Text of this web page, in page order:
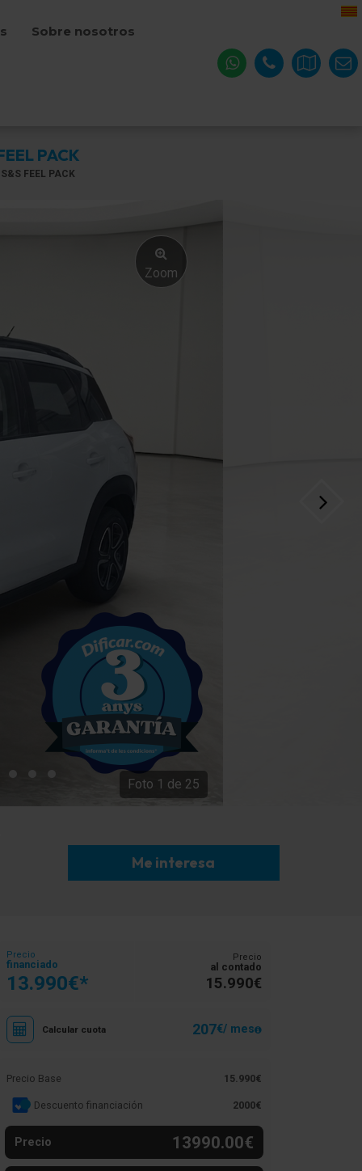
Sobre nosotros
PACK
FEEL PACK
Zoom
Foto 1 de 25
Me interesa
Precio
financiado
13.990€*
Precio
al contado
15.990€
Calcular cuota 207€/ mes
Precio Base 15.990€
Descuento financiación 2000€
Precio 13990.00€